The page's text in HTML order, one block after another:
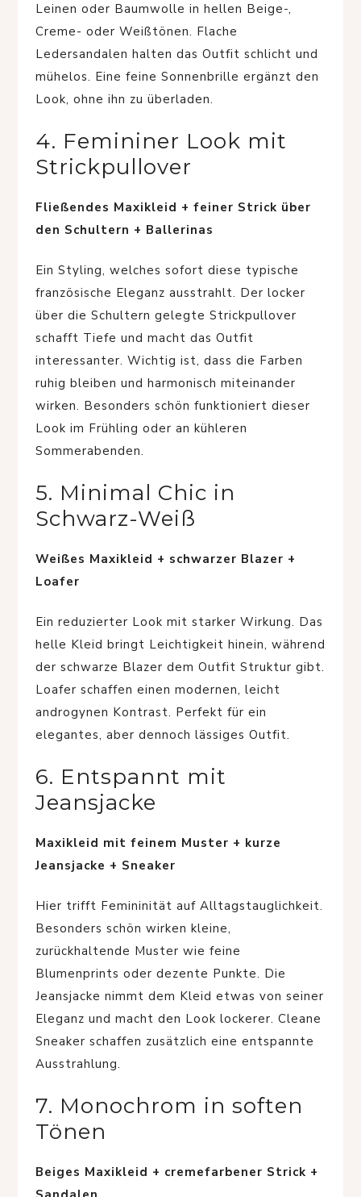
Leinen oder Baumwolle in hellen Beige-,
Creme- oder Weißtönen. Flache
Ledersandalen halten das Outfit schlicht und
mühelos. Eine feine Sonnenbrille ergänzt den
Look, ohne ihn zu überladen.
4. Femininer Look mit
Strickpullover
Fließendes Maxikleid + feiner Strick über
den Schultern + Ballerinas
Ein Styling, welches sofort diese typische
französische Eleganz ausstrahlt. Der locker
über die Schultern gelegte Strickpullover
schafft Tiefe und macht das Outfit
interessanter. Wichtig ist, dass die Farben
ruhig bleiben und harmonisch miteinander
wirken. Besonders schön funktioniert dieser
Look im Frühling oder an kühleren
Sommerabenden.
5. Minimal Chic in
Schwarz-Weiß
Weißes Maxikleid + schwarzer Blazer +
Loafer
Ein reduzierter Look mit starker Wirkung. Das
helle Kleid bringt Leichtigkeit hinein, während
der schwarze Blazer dem Outfit Struktur gibt.
Loafer schaffen einen modernen, leicht
androgynen Kontrast. Perfekt für ein
elegantes, aber dennoch lässiges Outfit.
6. Entspannt mit
Jeansjacke
Maxikleid mit feinem Muster + kurze
Jeansjacke + Sneaker
Hier trifft Femininität auf Alltagstauglichkeit.
Besonders schön wirken kleine,
zurückhaltende Muster wie feine
Blumenprints oder dezente Punkte. Die
Jeansjacke nimmt dem Kleid etwas von seiner
Eleganz und macht den Look lockerer. Cleane
Sneaker schaffen zusätzlich eine entspannte
Ausstrahlung.
7. Monochrom in soften
Tönen
Beiges Maxikleid + cremefarbener Strick +